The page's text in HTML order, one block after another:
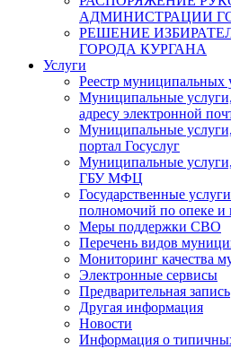
АДМИНИСТРАЦИИ
РЕШЕНИЕ
ГОРОДА КУРГАНА
Услуги
Реестр муниципальных
Муниципальные
адресу электронной
Муниципальные
портал Госуслуг
Муниципальные
ГБУ МФЦ
Государственные
полномочий по опеке и
Меры поддержки СВО
Перечень видов
Мониторинг качества
Электронные сервисы
Предварительная запись
Другая информация
Новости
Информация о